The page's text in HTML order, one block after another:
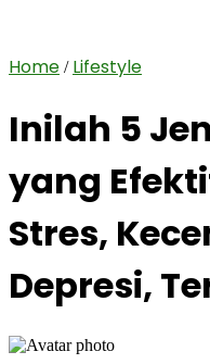
Home / Lifestyle
Inilah 5
yang
Stres,
Depresi,